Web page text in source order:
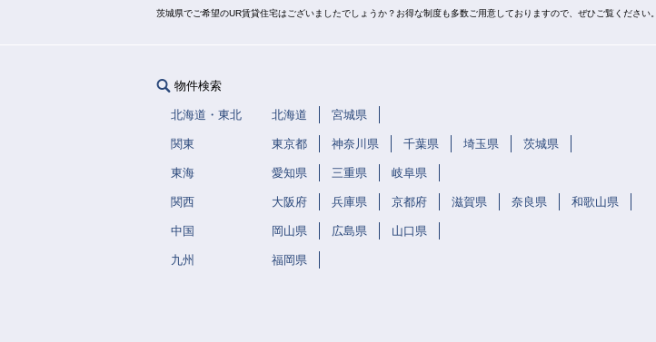
茨城県でご希望のUR賃貸住宅はございましたでしょうか？お得な制度も多数ご用意しておりますので、ぜひご覧ください。
物件検索
北海道・東北 北海道 宮城県
関東 東京都 神奈川県 千葉県 埼玉県 茨城県
東海 愛知県 三重県 岐阜県
関西 大阪府 兵庫県 京都府 滋賀県 奈良県 和歌山県
中国 岡山県 広島県 山口県
九州 福岡県